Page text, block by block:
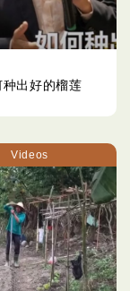
种出好的榴莲
Videos